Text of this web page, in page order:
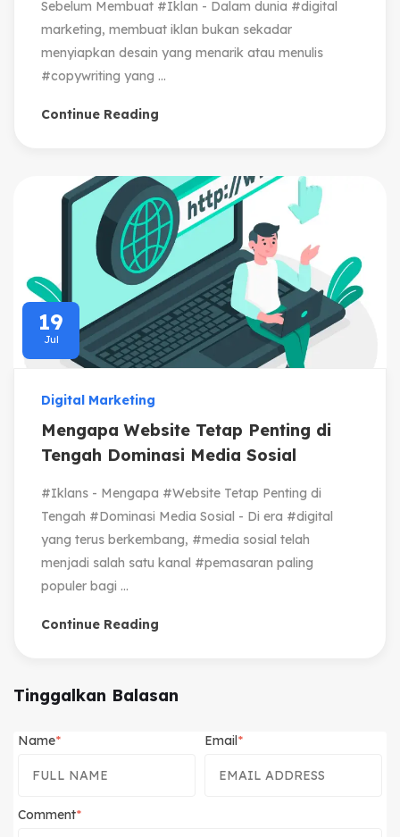
Sebelum Membuat #Iklan - Dalam dunia #digital
marketing, membuat iklan bukan sekadar
menyiapkan desain yang menarik atau menulis
#copywriting yang ...
Continue Reading
19
Jul
Digital Marketing
Mengapa Website Tetap Penting di
Tengah Dominasi Media Sosial
#Iklans - Mengapa #Website Tetap Penting di
Tengah #Dominasi Media Sosial - Di era #digital
yang terus berkembang, #media sosial telah
menjadi salah satu kanal #pemasaran paling
populer bagi ...
Continue Reading
Tinggalkan Balasan
Name Email
Comment